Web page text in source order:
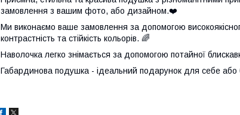
замовлення з вашим фото, або дизайном.❤️
Ми виконаємо ваше замовлення за допомогою
контрастність та стійкість кольорів. 🌈
Наволочка легко знімається за допомогою потайної
Габардинова подушка - ідеальний подарунок для себе